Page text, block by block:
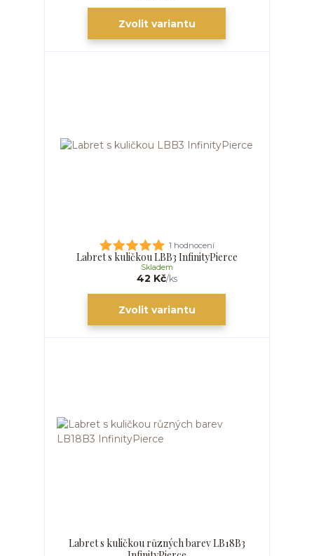
Zvolit variantu
1 hodnocení
Labret s kuličkou LBB3 InfinityPierce
42 Kč/ks
Skladem
Zvolit variantu
Labret s kuličkou různých barev LB18B3